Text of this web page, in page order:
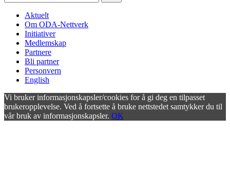
Aktuelt
Om ODA-Nettverk
Initiativer
Medlemskap
Partnere
Bli partner
Personvern
English
Vi bruker informasjonskapsler/cookies for å gi deg en tilpasset
brukeropplevelse. Ved å fortsette å bruke nettstedet samtykker du til
vår bruk av informasjonskapsler. OK